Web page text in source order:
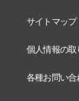
サイトマップ
個人情報の取
各種お問い合